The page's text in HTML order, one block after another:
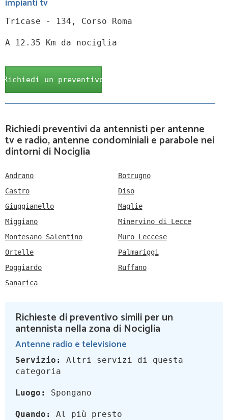
impianti tv
Tricase - 134, Corso Roma
A 12.35 Km da nociglia
Richiedi un preventivo
Richiedi preventivi da antennisti per antenne
tv e radio, antenne condominiali e parabole nei
dintorni di Nociglia
Andrano
Botrugno
Castro
Diso
Giuggianello
Maglie
Miggiano
Minervino di Lecce
Montesano Salentino
Muro Leccese
Ortelle
Palmariggi
Poggiardo
Ruffano
Sanarica
Richieste di preventivo simili per un
antennista nella zona di Nociglia
Antenne radio e televisione
Servizio:
Altri servizi di questa
categoria
Luogo: Spongano
Quando: Al più presto